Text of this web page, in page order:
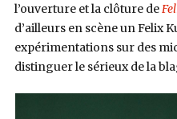
l’ouverture et la clôture de
d’ailleurs en scène un Felix
expérimentations sur des
distinguer le sérieux de la